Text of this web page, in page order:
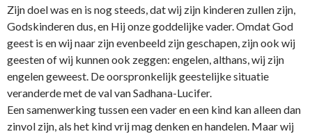
Zijn doel was en is nog steeds, dat wij zijn kinderen zullen zijn,
Godskinderen dus, en Hij o­nze goddelijke vader. Omdat God
geest is en wij naar zijn evenbeeld zijn geschapen, zijn ook wij
geesten of wij kunnen ook zeggen: engelen, althans, wij zijn
engelen geweest. De oorspronkelijk geestelijke situatie
veranderde met de val van Sadhana-Lucifer.
Een samenwerking tussen een vader en een kind kan alleen dan
zinvol zijn, als het kind vrij mag denken en handelen. Maar wij